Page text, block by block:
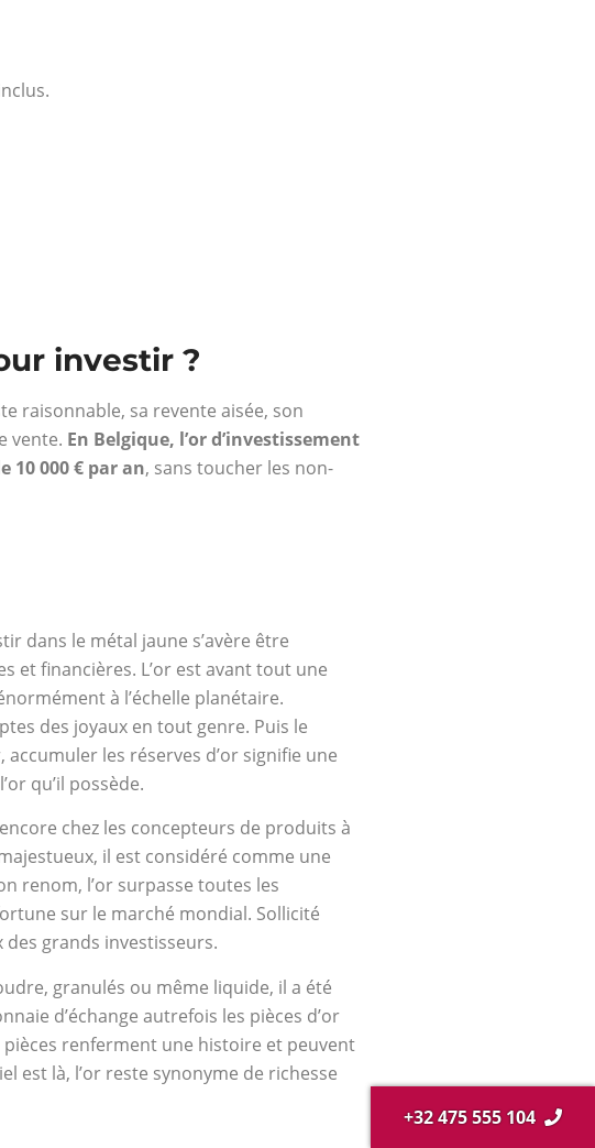
investir ?
raisonnable, sa revente aisée, son
vente. En Belgique, l’or d’investissement
10 000 € par an, sans toucher les non-
dans le métal jaune s’avère être
et financières. L’or est avant tout une
à l’échelle planétaire.
des joyaux en tout genre. Puis le
les réserves d’or signifie une
qu’il possède.
chez les concepteurs de produits à
il est considéré comme une
renom, l’or surpasse toutes les
sur le marché mondial. Sollicité
grands investisseurs.
granulés ou même liquide, il a été
d’échange autrefois les pièces d’or
renferment une histoire et peuvent
est là, l’or reste synonyme de richesse
+32 475 555 104